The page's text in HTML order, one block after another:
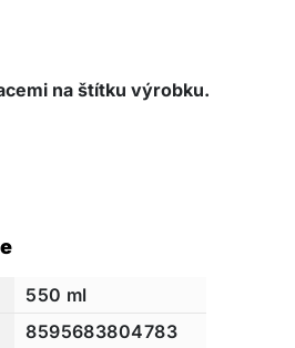
na štítku výrobku.
550 ml
8595683804783